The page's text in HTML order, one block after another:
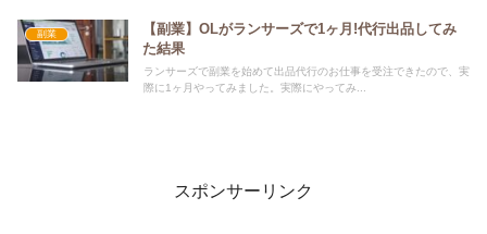
副業
【副業】OLがランサーズで1ヶ月!代行出品してみ
た結果
ランサーズで副業を始めて出品代行のお仕事を受注できたので、実
際に1ヶ月やってみました。実際にやってみ...
スポンサーリンク